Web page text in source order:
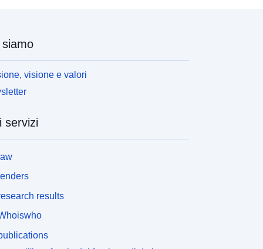
siamo
visione e valori
servizi
results